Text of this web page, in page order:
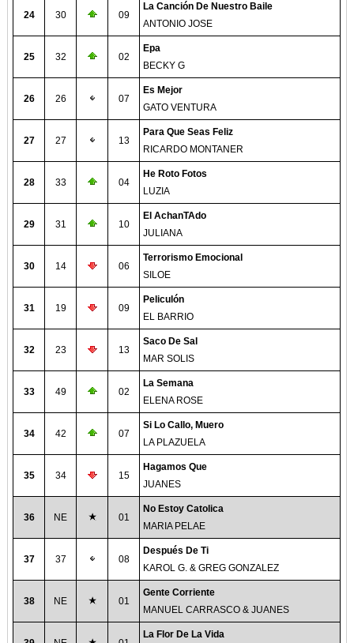
24 30 09
La Canción De Nuestro Baile
ANTONIO JOSE
25 32 02
Epa
BECKY G
26 26 07
Es Mejor
GATO VENTURA
27 27 13
Para Que Seas Feliz
RICARDO MONTANER
28 33 04
He Roto Fotos
LUZIA
29 31 10
El AchanTAdo
JULIANA
30 14 06
Terrorismo Emocional
SILOE
31 19 09
Peliculón
EL BARRIO
32 23 13
Saco De Sal
MAR SOLIS
33 49 02
La Semana
ELENA ROSE
34 42 07
Si Lo Callo, Muero
LA PLAZUELA
35 34 15
Hagamos Que
JUANES
36 NE 01
No Estoy Catolica
MARIA PELAE
37 37 08
Después De Ti
KAROL G. & GREG GONZALEZ
38 NE 01
Gente Corriente
MANUEL CARRASCO & JUANES
La Flor De La Vida